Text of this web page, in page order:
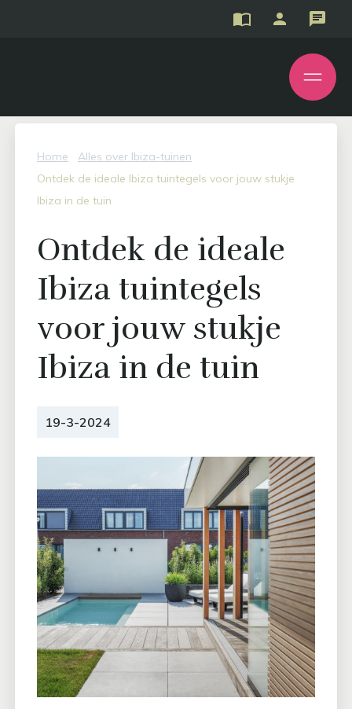
Home
Alles over Ibiza-tuinen
Ontdek de ideale Ibiza tuintegels voor jouw stukje
Ibiza in de tuin
Ontdek de ideale
Ibiza tuintegels
voor jouw stukje
Ibiza in de tuin
19-3-2024